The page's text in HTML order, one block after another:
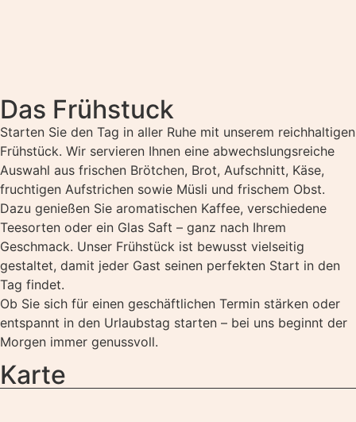
Das Frühstuck
Starten Sie den Tag in aller Ruhe mit unserem reichhaltigen
Frühstück. Wir servieren Ihnen eine abwechslungsreiche
Auswahl aus frischen Brötchen, Brot, Aufschnitt, Käse,
fruchtigen Aufstrichen sowie Müsli und frischem Obst.
Dazu genießen Sie aromatischen Kaffee, verschiedene
Teesorten oder ein Glas Saft – ganz nach Ihrem
Geschmack. Unser Frühstück ist bewusst vielseitig
gestaltet, damit jeder Gast seinen perfekten Start in den
Tag findet.
Ob Sie sich für einen geschäftlichen Termin stärken oder
entspannt in den Urlaubstag starten – bei uns beginnt der
Morgen immer genussvoll.
Karte